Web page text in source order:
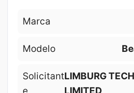
Marca
Modelo
SolicitantLIMBURG